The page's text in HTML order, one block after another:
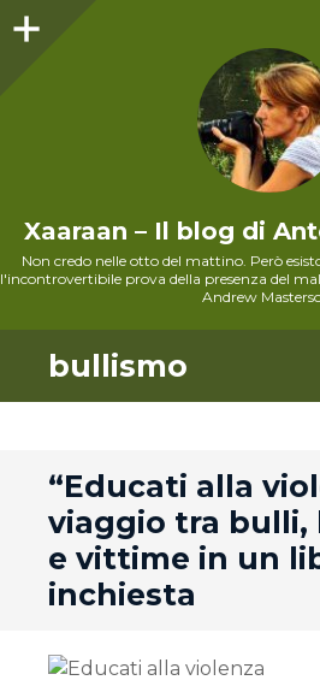
Xaaraan – Il blog di
Non credo nelle otto del mattino. Però
l'incontrovertibile prova della presenza del
Andrew
bullismo
“Educati alla
viaggio tra bulli,
e vittime in un
inchiesta